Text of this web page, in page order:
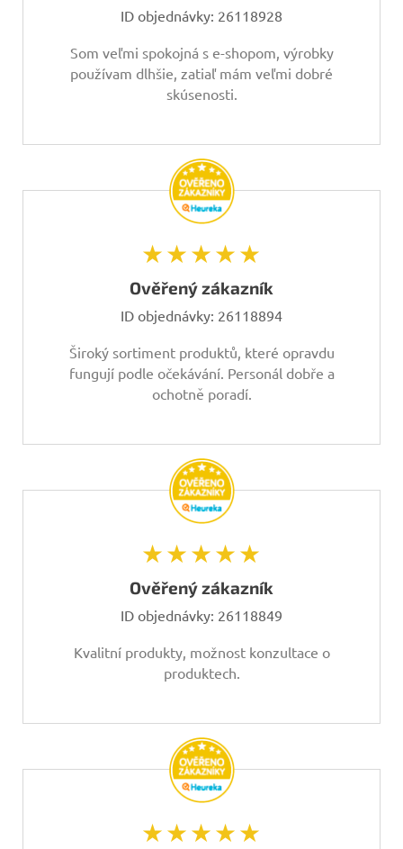
ID objednávky: 26118928
Som veľmi spokojná s e-shopom, výrobky
používam dlhšie, zatiaľ mám veľmi dobré
skúsenosti.
★★★★★
Ověřený zákazník
ID objednávky: 26118894
Široký sortiment produktů, které opravdu
fungují podle očekávání. Personál dobře a
ochotně poradí.
★★★★★
Ověřený zákazník
ID objednávky: 26118849
Kvalitní produkty, možnost konzultace o
produktech.
★★★★★